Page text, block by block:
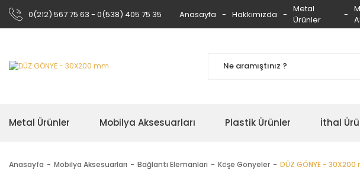
0(212) 567 75 63 - 0(538) 405 75 35 Anasayfa Hakkımızda
Metal
Ürünler
Metal Ürünler Mobilya Aksesuarları Plastik Ürünler İthal
Anasayfa Mobilya Aksesuarları Bağlantı Elemanları Köşe Gönyeler DÜZ GÖNYE - 30X200